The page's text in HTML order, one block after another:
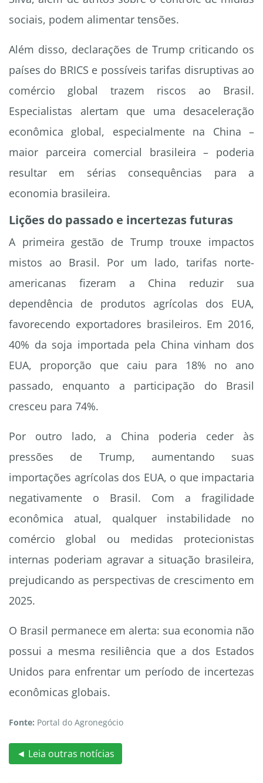
sociais, podem alimentar tensões.
Além disso, declarações de Trump criticando os
países do BRICS e possíveis tarifas disruptivas ao
comércio global trazem riscos ao Brasil.
Especialistas alertam que uma desaceleração
econômica global, especialmente na China –
maior parceira comercial brasileira – poderia
resultar em sérias consequências para a
economia brasileira.
Lições do passado e incertezas futuras
A primeira gestão de Trump trouxe impactos
mistos ao Brasil. Por um lado, tarifas norte-
americanas fizeram a China reduzir sua
dependência de produtos agrícolas dos EUA,
favorecendo exportadores brasileiros. Em 2016,
40% da soja importada pela China vinham dos
EUA, proporção que caiu para 18% no ano
passado, enquanto a participação do Brasil
cresceu para 74%.
Por outro lado, a China poderia ceder às
pressões de Trump, aumentando suas
importações agrícolas dos EUA, o que impactaria
negativamente o Brasil. Com a fragilidade
econômica atual, qualquer instabilidade no
comércio global ou medidas protecionistas
internas poderiam agravar a situação brasileira,
prejudicando as perspectivas de crescimento em
2025.
O Brasil permanece em alerta: sua economia não
possui a mesma resiliência que a dos Estados
Unidos para enfrentar um período de incertezas
econômicas globais.
Fonte: Portal do Agronegócio
◄ Leia outras notícias